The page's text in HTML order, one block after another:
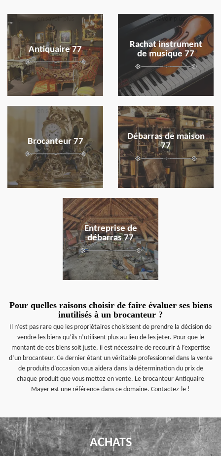
Antiquaire 77
en savoir plus
Rachat instrument
de musique 77
en savoir plus
Brocanteur 77
en savoir plus
Débarras de maison
77
en savoir plus
Entreprise de
débarras 77
en savoir plus
Pour quelles raisons choisir de faire évaluer ses biens
inutilisés à un brocanteur ?
Il n’est pas rare que les propriétaires choisissent de prendre la décision de
vendre les biens qu’ils n’utilisent plus au lieu de les jeter. Pour que le
montant de ces biens soit juste, il est nécessaire de recourir à l’expertise
d’un brocanteur. Ce dernier étant un véritable professionnel dans la vente
de produits d’occasion vous aidera dans la détermination du prix de
chaque produit que vous mettez en vente. Le brocanteur Antiquaire
Mayer est une référence dans ce domaine. Contactez-le !
ACHATS